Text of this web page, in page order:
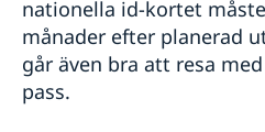
Samordningsnummer i
Förnyelse av körkort i
Nyhetsmedia i
Nordmakedonien i Sverige
Behövs visum för att resa
Behövs vaccination för resa
Terrorism i Nordmakedonien
Resa med husdjur till
Om olyckan är framme i
Frihetsberövad i
Dataskyddspolicy för
Service för svenska
nationella id-kortet
månader efter planerad
går även bra att resa
pass.